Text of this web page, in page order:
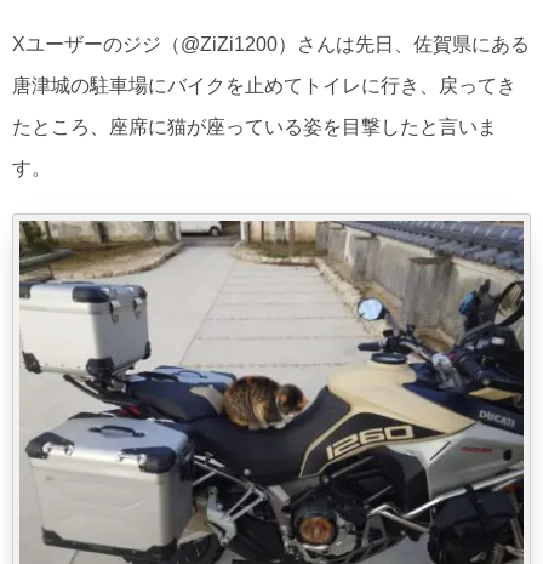
Xユーザーのジジ（@ZiZi1200）さんは先日、佐賀県にある
唐津城の駐車場にバイクを止めてトイレに行き、戻ってき
たところ、座席に猫が座っている姿を目撃したと言いま
す。